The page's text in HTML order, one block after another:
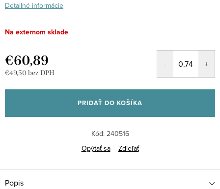
Detailné informácie
Na externom sklade
€60,89
€49,50 bez DPH
cena:
PRIDAŤ DO KOŠÍKA
Kód: 240516
Opýtať sa
Zdieľať
Popis